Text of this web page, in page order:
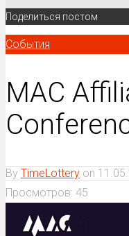
Поделиться постом
События
MAC
By TimeLottery on
Просмотров: 45